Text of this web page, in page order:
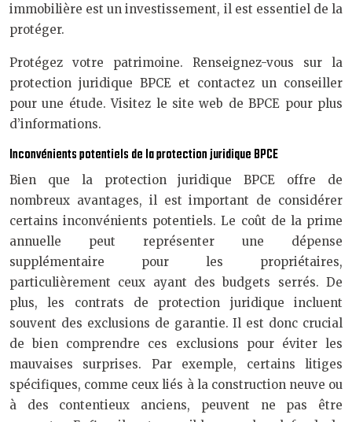
immobilière est un investissement, il est essentiel de la
protéger.
Protégez votre patrimoine. Renseignez-vous sur la
protection juridique BPCE et contactez un conseiller
pour une étude. Visitez le site web de BPCE pour plus
d’informations.
Inconvénients potentiels de la protection juridique BPCE
Bien que la protection juridique BPCE offre de
nombreux avantages, il est important de considérer
certains inconvénients potentiels. Le coût de la prime
annuelle peut représenter une dépense
supplémentaire pour les propriétaires,
particulièrement ceux ayant des budgets serrés. De
plus, les contrats de protection juridique incluent
souvent des exclusions de garantie. Il est donc crucial
de bien comprendre ces exclusions pour éviter les
mauvaises surprises. Par exemple, certains litiges
spécifiques, comme ceux liés à la construction neuve ou
à des contentieux anciens, peuvent ne pas être